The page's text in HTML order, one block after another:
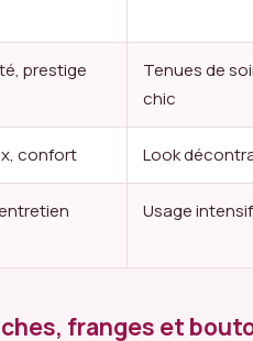
prestige
Tenues de
chic
confort Look
Usage
franges et